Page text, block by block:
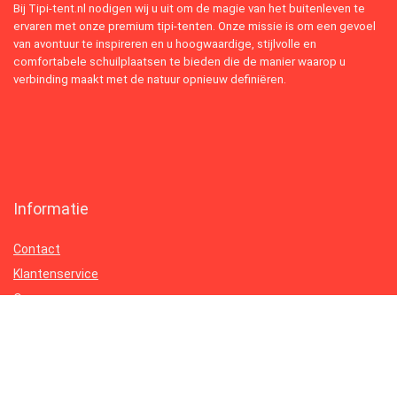
Bij Tipi-tent.nl nodigen wij u uit om de magie van het buitenleven te
ervaren met onze premium tipi-tenten. Onze missie is om een gevoel
van avontuur te inspireren en u hoogwaardige, stijlvolle en
comfortabele schuilplaatsen te bieden die de manier waarop u
verbinding maakt met de natuur opnieuw definiëren.
Informatie
Contact
Klantenservice
Over ons